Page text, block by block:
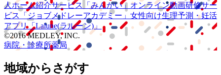
人ホーム紹介サービス
「みんかい」 オンライン動画研修サー
ビス
「ジョブメドレーアカデミー」 女性向け生理予測・妊活
アプリ「Lalune(ラルーン)」
©2016 MEDLEY, INC.
病院・診療所薬局
地域からさがす